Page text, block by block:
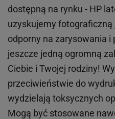
dostępną na rynku - HP
uzyskujemy
odporny na zarysowania i
jeszcze jedną ogromną
Ciebie i Twojej rodziny!
przeciwieństwie do
wydzielają toksycznych
Mogą być stosowane